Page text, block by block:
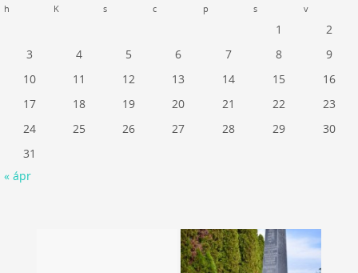
h K s c p s v
1
2
3
4 5 6 7 8
9
10
11 12 13 14 15
16
17
18 19 20 21 22
23
24
25 26 27 28 29
30
31
« ápr